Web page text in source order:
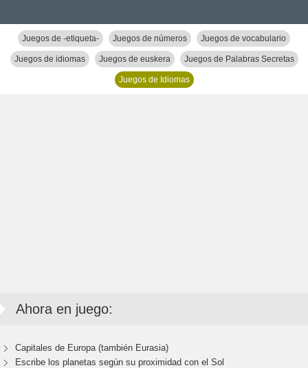
Juegos de -etiqueta- Juegos de números Juegos de vocabulario
Juegos de idiomas Juegos de euskera Juegos de Palabras Secretas
Juegos de Idiomas
Ahora en juego:
Capitales de Europa (también Eurasia)
Escribe los planetas según su proximidad con el Sol